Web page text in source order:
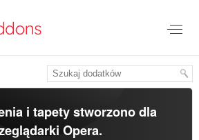
i tapety stworzono dla
Opera.